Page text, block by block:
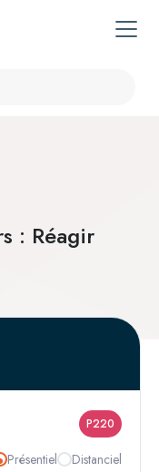
et formation pour la
: Réagir
P220
Présentiel Distanciel